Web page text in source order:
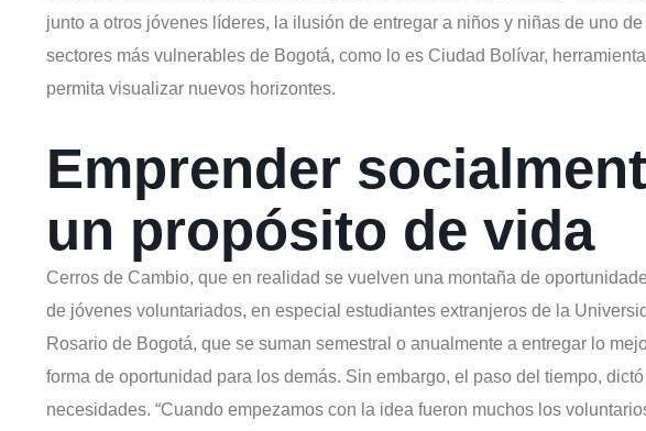
junto a otros jóvenes líderes, la ilusión de entregar a niños y niñas de uno
sectores más vulnerables de Bogotá, como lo es Ciudad Bolívar,
permita visualizar nuevos horizontes.
Emprender
un propósito de vida
Cerros de Cambio, que en realidad se vuelven una montaña de
de jóvenes voluntariados, en especial estudiantes extranjeros de la
Rosario de Bogotá, que se suman semestral o anualmente a entregar lo
forma de oportunidad para los demás. Sin embargo, el paso del tiempo,
necesidades. “Cuando empezamos con la idea fueron muchos los